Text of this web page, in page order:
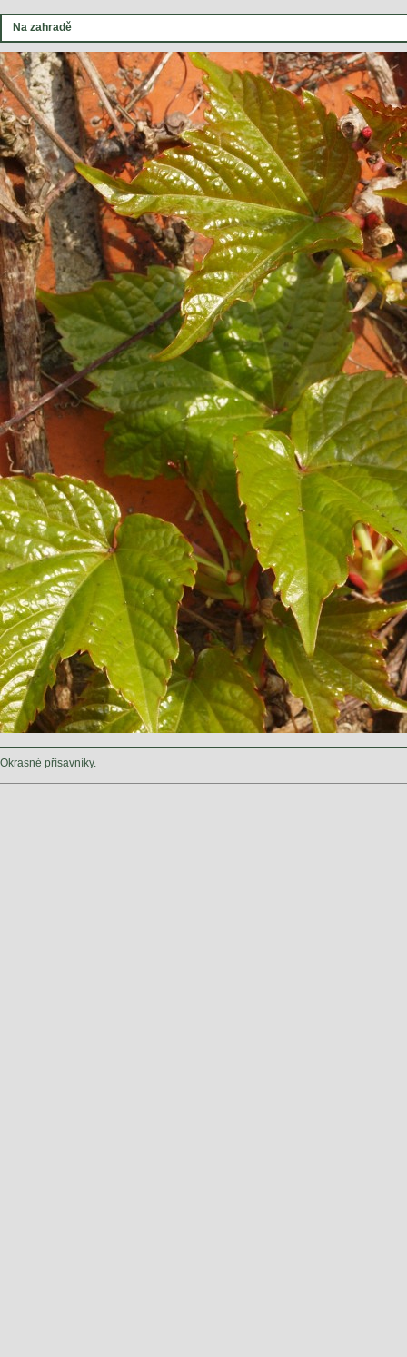
Na zahradě
Okrasné přísavníky.